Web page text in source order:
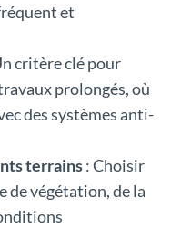
et
critère clé pour
prolongés, où
des systèmes anti-
terrains: Choisir
de végétation, de la